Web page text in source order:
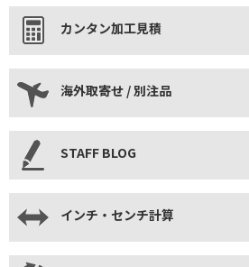
カンタン加工見積
海外取寄せ / 別注品
STAFF BLOG
インチ・センチ計算